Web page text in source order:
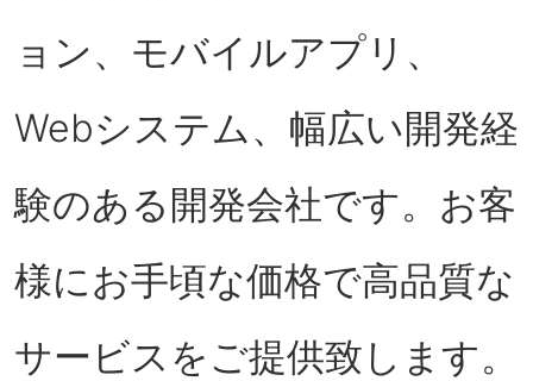
ョン、モバイルアプリ、
Webシステム、幅広い開発経
験のある開発会社です。お客
様にお手頃な価格で高品質な
サービスをご提供致します。